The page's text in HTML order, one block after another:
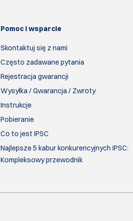
Pomoc i wsparcie
Skontaktuj się z nami
Często zadawane pytania
Rejestracja gwarancji
Wysyłka / Gwarancja / Zwroty
Instrukcje
Pobieranie
Co to jest IPSC
Najlepsze 5 kabur konkurencyjnych IPSC:
Kompleksowy przewodnik